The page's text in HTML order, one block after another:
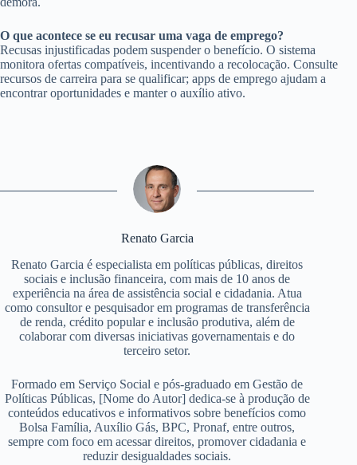
O que acontece se eu recusar uma vaga de emprego?
Recusas injustificadas podem suspender o benefício. O sistema
monitora ofertas compatíveis, incentivando a recolocação. Consulte
recursos de carreira para se qualificar; apps de emprego ajudam a
encontrar oportunidades e manter o auxílio ativo.
Renato Garcia
Renato Garcia é especialista em políticas públicas, direitos
sociais e inclusão financeira, com mais de 10 anos de
experiência na área de assistência social e cidadania. Atua
como consultor e pesquisador em programas de transferência
de renda, crédito popular e inclusão produtiva, além de
colaborar com diversas iniciativas governamentais e do
terceiro setor.
Formado em Serviço Social e pós-graduado em Gestão de
Políticas Públicas, [Nome do Autor] dedica-se à produção de
conteúdos educativos e informativos sobre benefícios como
Bolsa Família, Auxílio Gás, BPC, Pronaf, entre outros,
sempre com foco em acessar direitos, promover cidadania e
reduzir desigualdades sociais.